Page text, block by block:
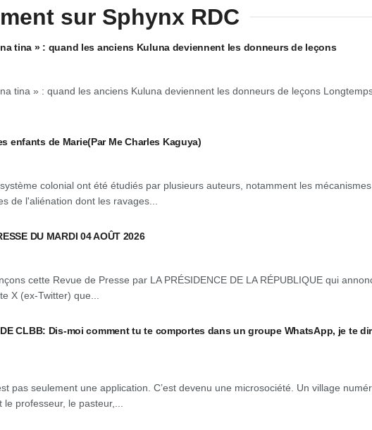
sur Sphynx RDC
tina » : quand les anciens Kuluna deviennent les donneurs de leçons
tina » : quand les anciens Kuluna deviennent les donneurs de leçons
enfants de Marie(Par Me Charles Kaguya)
colonial ont été étudiés par plusieurs auteurs, notamment les mécanismes
de l'aliénation dont les ravages...
DU MARDI 04 AOÛT 2026
cette Revue de Presse par LA PRÉSIDENCE DE LA RÉPUBLIQUE qui
X (ex-Twitter) que...
DE CLBB: Dis-moi comment tu te comportes dans un groupe WhatsApp, je te
pas seulement une application. C’est devenu une microsociété. Un village
professeur, le pasteur,...